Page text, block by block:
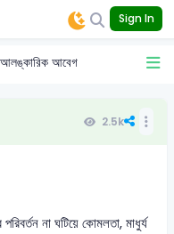
Sign In
আলঙ্কারিক আবেগ
2.5k
না ঘটিয়ে কোমলতা, মাধুর্য